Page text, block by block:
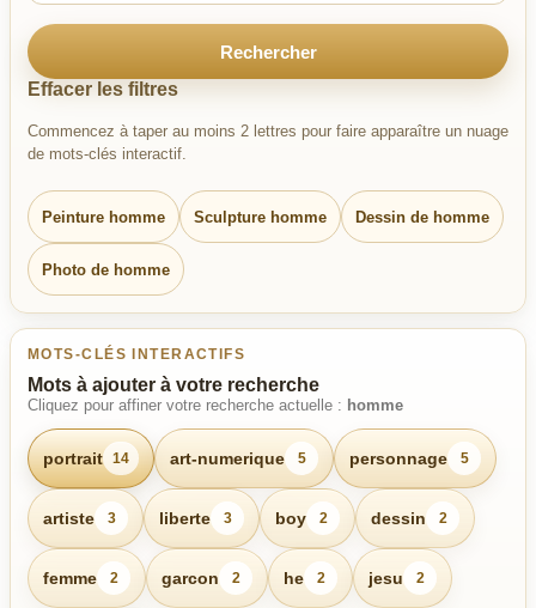
Rechercher
Effacer les filtres
Commencez à taper au moins 2 lettres pour faire apparaître un nuage
de mots-clés interactif.
Peinture homme Sculpture homme Dessin de homme
Photo de homme
MOTS-CLÉS INTERACTIFS
Mots à ajouter à votre recherche
Cliquez pour affiner votre recherche actuelle : homme
portrait 14 art-numerique 5 personnage 5
artiste 3 liberte 3 boy 2 dessin 2
femme 2 garcon 2 he 2 jesu 2